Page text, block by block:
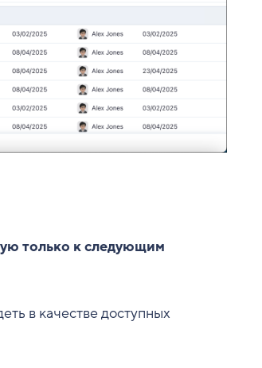
только к следующим
в качестве доступных